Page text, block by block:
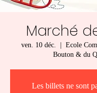
Marché
ven. 10 déc.
Ecole
Bouton & du
Les billets ne sont